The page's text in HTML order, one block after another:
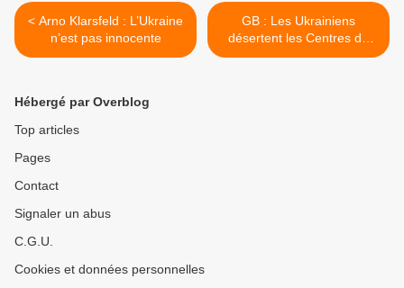
< Arno Klarsfeld : L’Ukraine
n’est pas innocente
GB : Les Ukrainiens
désertent les Centres de
Formation >
Hébergé par Overblog
Top articles
Pages
Contact
Signaler un abus
C.G.U.
Cookies et données personnelles